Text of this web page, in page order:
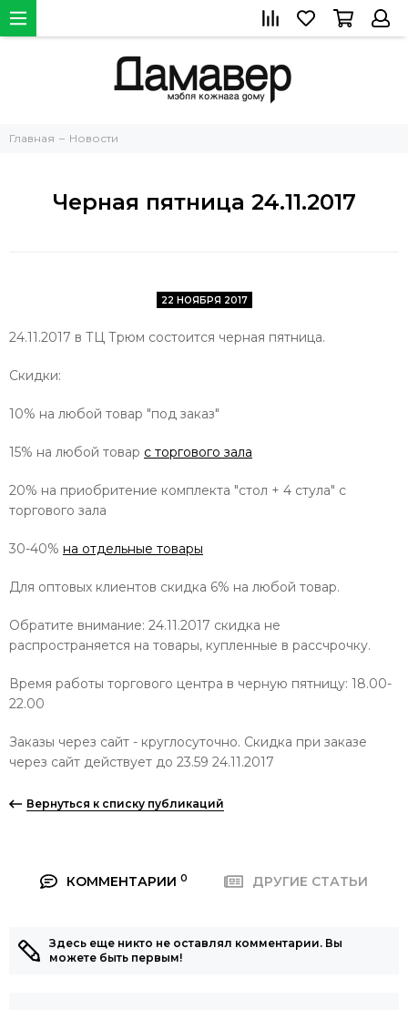
Главная Новости
Черная пятница 24.11.2017
22 НОЯБРЯ 2017
24.11.2017 в ТЦ Трюм состоится черная пятница.
Скидки:
10% на любой товар "под заказ"
15% на любой товар с торгового зала
20% на приобритение комплекта "стол + 4 стула" с
торгового зала
30-40% на отдельные товары
Для оптовых клиентов скидка 6% на любой товар.
Обратите внимание: 24.11.2017 скидка не
распространяется на товары, купленные в рассчрочку.
Время работы торгового центра в черную пятницу: 18.00-
22.00
Заказы через сайт - круглосуточно. Скидка при заказе
через сайт действует до 23.59 24.11.2017
Вернуться к списку публикаций
КОММЕНТАРИИ 0 ДРУГИЕ СТАТЬИ
Здесь еще никто не оставлял комментарии. Вы
можете быть первым!